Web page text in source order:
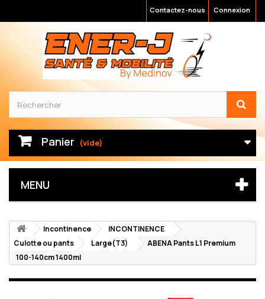
Connexion
Contactez-nous
Panier (vide)
MENU
Incontinence
INCONTINENCE
Culotte ou pants
Large(T3)
ABENA Pants L1 Premium
100-140cm 1400ml